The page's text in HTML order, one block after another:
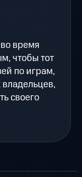
время
чтобы тот
по играм,
своего